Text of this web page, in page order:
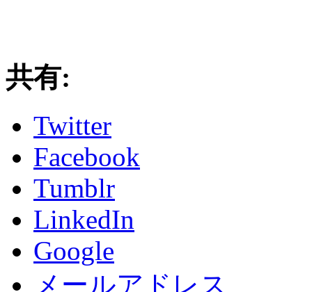
共有:
Twitter
Facebook
Tumblr
LinkedIn
Google
メールアドレス